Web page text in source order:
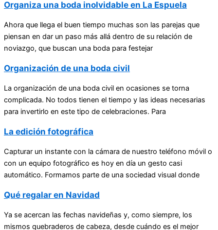
Organiza una boda inolvidable en La Espuela
Ahora que llega el buen tiempo muchas son las parejas que
piensan en dar un paso más allá dentro de su relación de
noviazgo, que buscan una boda para festejar
Organización de una boda civil
La organización de una boda civil en ocasiones se torna
complicada. No todos tienen el tiempo y las ideas necesarias
para invertirlo en este tipo de celebraciones. Para
La edición fotográfica
Capturar un instante con la cámara de nuestro teléfono móvil o
con un equipo fotográfico es hoy en día un gesto casi
automático. Formamos parte de una sociedad visual donde
Qué regalar en Navidad
Ya se acercan las fechas navideñas y, como siempre, los
mismos quebraderos de cabeza, desde cuándo es el mejor